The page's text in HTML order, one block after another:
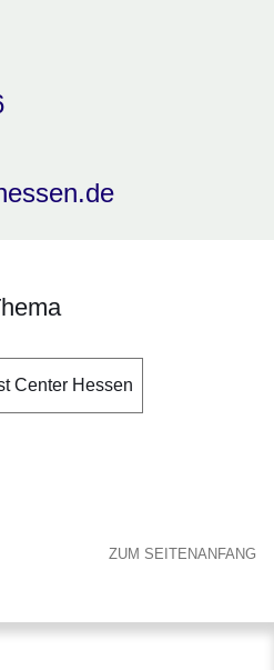
Center Hessen
ZUM SEITENANFANG